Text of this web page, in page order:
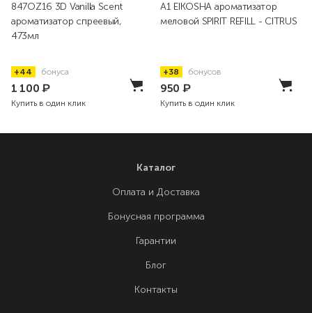
847OZ16 3D Vanilla Scent
ароматизатор спреевый,
473мл
+44 бонуса
1 100₽
Купить в один клик
A1 EIKOSHA ароматизатор
меловой SPIRIT REFILL - CITRUS
+38 бонусов
950 ₽
Купить в один клик
Каталог
Оплата и Доставка
Бонусная программа
Гарантии
Блог
Контакты